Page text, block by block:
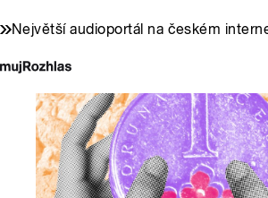
Největší audioportál na českém